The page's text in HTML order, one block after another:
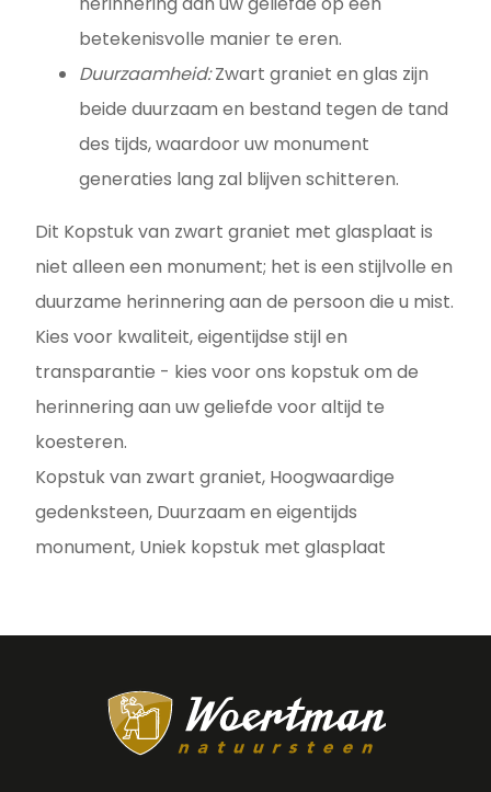
betekenisvolle manier te eren.
Duurzaamheid:Zwart graniet en glas zijn
beide duurzaam en bestand tegen de tand
des tijds, waardoor uw monument
generaties lang zal blijven schitteren.
Dit Kopstuk van zwart graniet met glasplaat is
niet alleen een monument; het is een stijlvolle en
duurzame herinnering aan de persoon die u mist.
Kies voor kwaliteit, eigentijdse stijl en
transparantie - kies voor ons kopstuk om de
herinnering aan uw geliefde voor altijd te
koesteren.
Kopstuk van zwart graniet, Hoogwaardige
gedenksteen, Duurzaam en eigentijds
monument, Uniek kopstuk met glasplaat